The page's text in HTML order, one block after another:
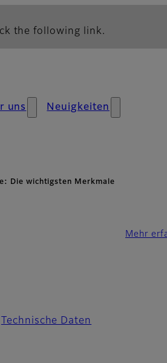
the following link.
uns Neuigkeiten
Die wichtigsten Merkmale
Mehr
Technische Daten